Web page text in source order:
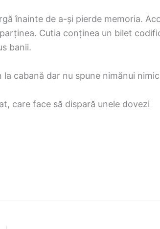
înainte de a-și pierde memoria.
Cutia conținea un bilet
banii.
cabană dar nu spune nimănui
care face să dispară unele dovezi